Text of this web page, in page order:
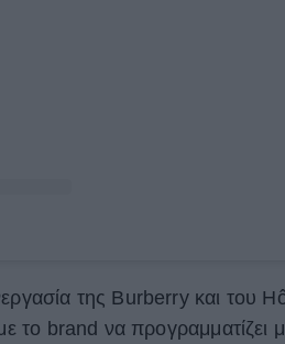
της Burberry και του
το brand να